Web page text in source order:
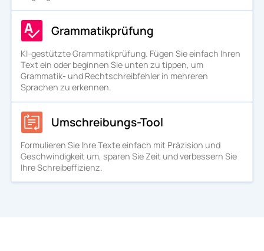
Grammatikprüfung
KI-gestützte Grammatikprüfung. Fügen Sie einfach Ihren
Text ein oder beginnen Sie unten zu tippen, um
Grammatik- und Rechtschreibfehler in mehreren
Sprachen zu erkennen.
Umschreibungs-Tool
Formulieren Sie Ihre Texte einfach mit Präzision und
Geschwindigkeit um, sparen Sie Zeit und verbessern Sie
Ihre Schreibeffizienz.